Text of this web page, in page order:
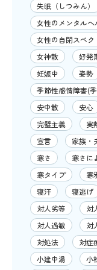
失眠（しつみん）
女性のメンタルヘ
女性の自閉スペク
女神散
好発
妊娠中
姿勢
季節性感情障害(
安中散
安心
完璧主義
実
宣言
家族・
寒さ
寒さに
寒タイプ
寒
寝汗
寝逃げ
対人劣等
対
対人過敏
対
対処法
対症
小建中湯
小